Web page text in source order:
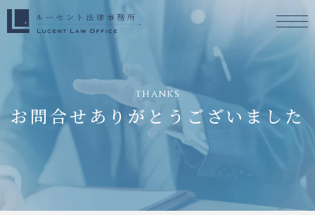
thanks
お問合せありがとうございました